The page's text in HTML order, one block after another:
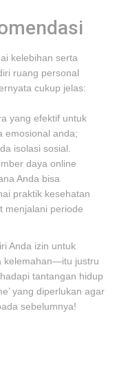
kelebihan serta
ruang personal
cukup jelas:
yang efektif untuk
emosional anda;
isolasi sosial.
daya online
Anda bisa
praktik kesehatan
menjalani periode
Anda izin untuk
kelemahan—itu justru
tantangan hidup
yang diperlukan agar
sebelumnya!